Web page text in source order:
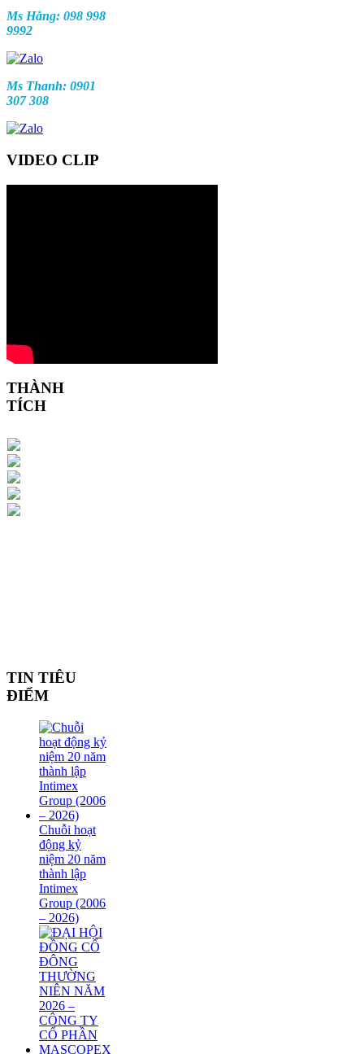
Ms Hằng: 098 998
9992
Ms Thanh: 0901
307 308
VIDEO CLIP
THÀNH
TÍCH
TIN TIÊU
ĐIỂM
Chuỗi hoạt
động kỷ
niệm 20 năm
thành lập
Intimex
Group (2006
– 2026)